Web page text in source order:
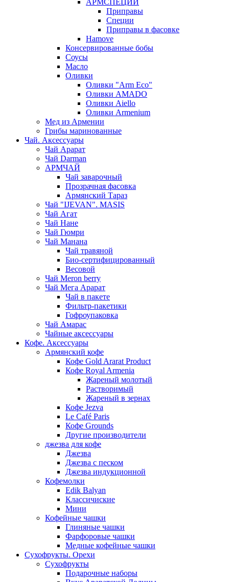
АРМСПЕЦИИ
Приправы
Специи
Приправы в фасовке
Hamove
Консервированные бобы
Соусы
Масло
Оливки
Оливки "Arm Eco"
Оливки AMADO
Оливки Aiello
Оливки Armenium
Мед из Армении
Грибы маринованные
Чай. Аксессуары
Чай Арарат
Чай Darman
АРМЧАЙ
Чай заварочный
Прозрачная фасовка
Армянский Тараз
Чай "IJEVAN". MASIS
Чай Агат
Чай Нане
Чай Гюмри
Чай Манана
Чай травяной
Био-сертифицированный
Весовой
Чай Meron berry
Чай Мега Арарат
Чай в пакете
Фильтр-пакетики
Гофроупаковка
Чай Амарас
Чайные аксессуары
Кофе. Аксессуары
Армянский кофе
Кофе Gold Ararat Product
Кофе Royal Armenia
Жареный молотый
Растворимый
Жареный в зернах
Кофе Jezva
Le Café Paris
Кофе Grounds
Другие производители
джезва для кофе
Джезва
Джезва с песком
Джезва индукционной
Кофемолки
Edik Balyan
Классичиские
Мини
Кофейные чашки
Глиняные чашки
Фарфоровые чашки
Медные кофейные чашки
Сухофрукты. Орехи
Сухофрукты
Подарочные наборы